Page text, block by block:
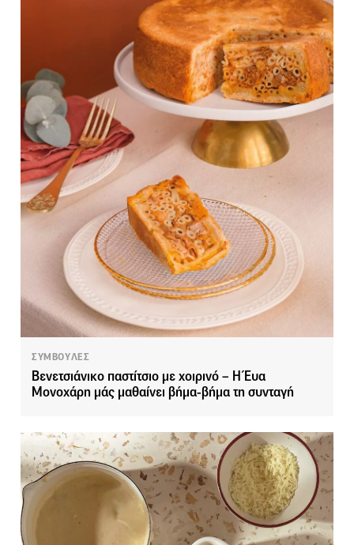
ΣΥΜΒΟΥΛΕΣ
Βενετσιάνικο παστίτσιο με χοιρινό – Η Έυα
Μονοχάρη μάς μαθαίνει βήμα-βήμα τη συνταγή